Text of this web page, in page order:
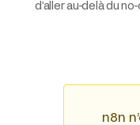
d’aller au-delà du
n8n